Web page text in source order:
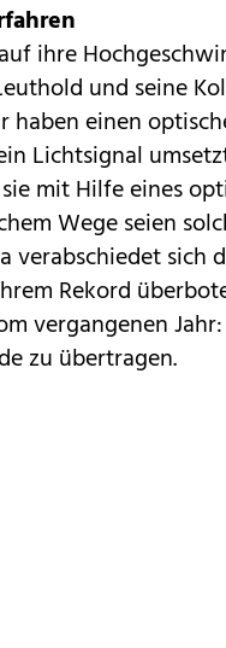
ihre
und seine
haben einen
Lichtsignal
mit Hilfe eines
Wege seien
verabschiedet sich
Rekord
vergangenen
zu übertragen.